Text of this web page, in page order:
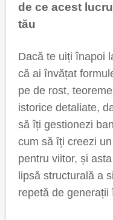
de ce acest
tău
Dacă te uiți înapoi
că ai învățat
pe de rost,
istorice detaliate,
să îți gestionezi
cum să îți creezi
pentru viitor, și
lipsă structurală a
repetă de generații